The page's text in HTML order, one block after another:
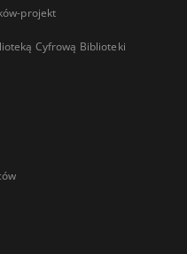
projekt
Cyfrową Biblioteki